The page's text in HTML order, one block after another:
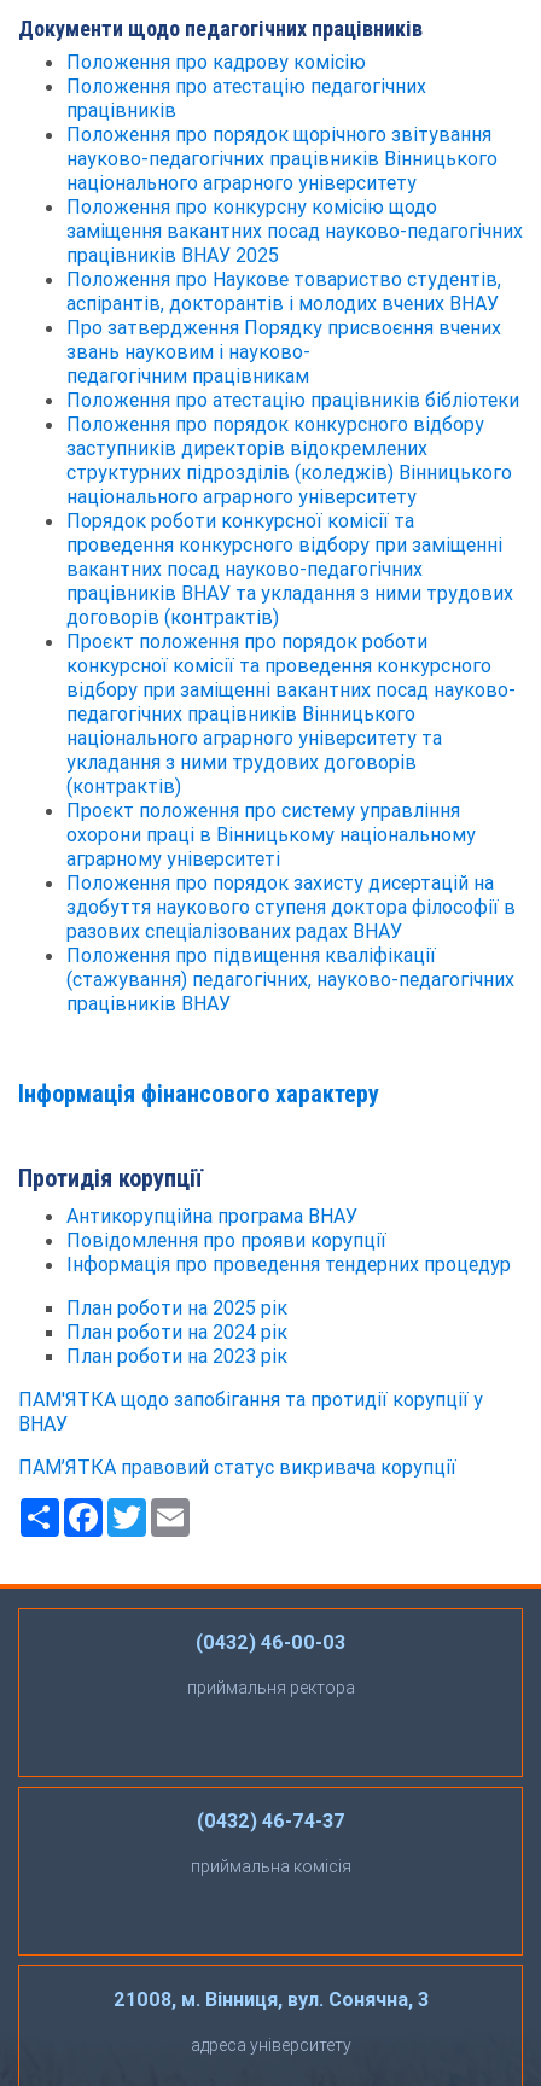
Документи щодо педагогічних працівників
Положення про кадрову комісію
Положення про атестацію педагогічних
працівників
Положення про порядок щорічного звітування
науково-педагогічних працівників Вінницького
національного аграрного університету
Положення про конкурсну комісію щодо
заміщення вакантних посад науково-педагогічних
працівників ВНАУ 2025
Положення про Наукове товариство студентів,
аспірантів, докторантів і молодих вчених ВНАУ
Про затвердження Порядку присвоєння вчених
звань науковим і науково-
педагогічним працівникам
Положення про атестацію працівників бібліотеки
Положення про порядок конкурсного відбору
заступників директорів відокремлених
структурних підрозділів (коледжів) Вінницького
національного аграрного університету
Порядок роботи конкурсної комісії та
проведення конкурсного відбору при заміщенні
вакантних посад науково-педагогічних
працівників ВНАУ та укладання з ними трудових
договорів (контрактів)
Проєкт положення про порядок роботи
конкурсної комісії та проведення конкурсного
відбору при заміщенні вакантних посад науково-
педагогічних працівників Вінницького
національного аграрного університету та
укладання з ними трудових договорів
(контрактів)
Проєкт положення про систему управління
охорони праці в Вінницькому національному
аграрному університеті
Положення про порядок захисту дисертацій на
здобуття наукового ступеня доктора філософії в
разових спеціалізованих радах ВНАУ
Положення про підвищення кваліфікації
(стажування) педагогічних, науково-педагогічних
працівників ВНАУ
Інформація фінансового характеру
Протидія корупції
Антикорупційна програма ВНАУ
Повідомлення про прояви корупції
Інформація про проведення тендерних процедур
План роботи на 2025 рік
План роботи на 2024 рік
План роботи на 2023 рік
ПАМ'ЯТКА щодо запобігання та протидії корупції у
ВНАУ
ПАМ’ЯТКА правовий статус викривача корупції
РесурсFacebook
Twitter
(0432) 46-00-03
приймальня ректора
(0432) 46-74-37
приймальна комісія
21008, м. Вінниця, вул. Сонячна, 3
адреса університету